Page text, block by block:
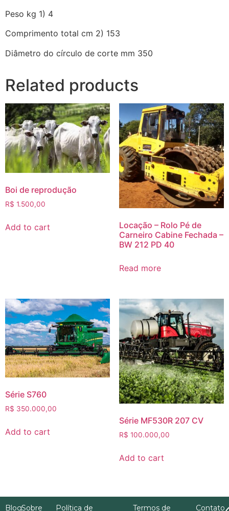
Peso kg 1) 4
Comprimento total cm 2) 153
Diâmetro do círculo de corte mm 350
Related products
Boi de reprodução
R$ 1.500,00
Add to cart
Locação – Rolo Pé de
Carneiro Cabine Fechada –
BW 212 PD 40
Read more
Série S760
R$ 350.000,00
Add to cart
Série MF530R 207 CV
R$ 100.000,00
Add to cart
BlogSobre Política de Termos de Contato